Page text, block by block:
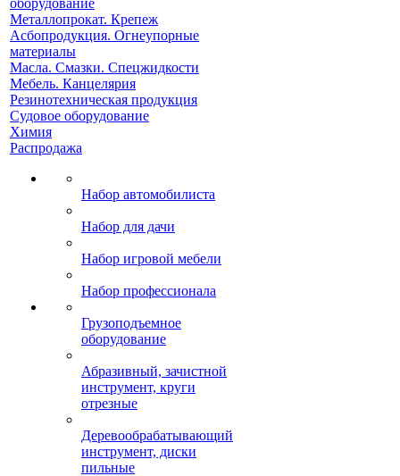
оборудование
Металлопрокат. Крепеж
Асбопродукция. Огнеупорные
материалы
Масла. Смазки. Спецжидкости
Мебель. Канцелярия
Резинотехническая продукция
Судовое оборудование
Химия
Распродажа
Набор автомобилиста
Набор для дачи
Набор игровой мебели
Набор профессионала
Грузоподъемное
оборудование
Абразивный, зачистной
инструмент, круги
отрезные
Деревообрабатывающий
инструмент, диски
пильные